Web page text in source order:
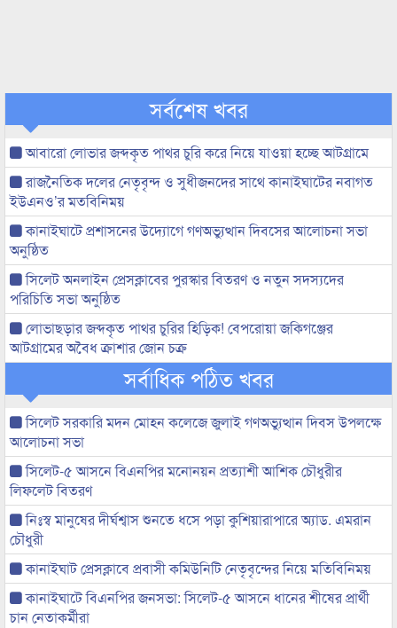
সর্বশেষ খবর
আবারো লোভার জব্দকৃত পাথর চুরি করে নিয়ে যাওয়া হচ্ছে আটগ্রামে
রাজনৈতিক দলের নেতৃবৃন্দ ও সুধীজনদের সাথে কানাইঘাটের নবাগত
ইউএনও’র মতবিনিময়
কানাইঘাটে প্রশাসনের উদ্যোগে গণঅভ্যুত্থান দিবসের আলোচনা সভা
অনুষ্ঠিত
সিলেট অনলাইন প্রেসক্লাবের পুরস্কার বিতরণ ও নতুন সদস্যদের
পরিচিতি সভা অনুষ্ঠিত
লোভাছড়ার জব্দকৃত পাথর চুরির হিড়িক! বেপরোয়া জকিগঞ্জের
আটগ্রামের অবৈধ ক্রাশার জোন চক্র
সর্বাধিক পঠিত খবর
সিলেট সরকারি মদন মোহন কলেজে জুলাই গণঅভ্যুত্থান দিবস উপলক্ষে
আলোচনা সভা
সিলেট-৫ আসনে বিএনপির মনোনয়ন প্রত্যাশী আশিক চৌধুরীর
লিফলেট বিতরণ
নিঃস্ব মানুষের দীর্ঘশ্বাস শুনতে ধসে পড়া কুশিয়ারাপারে অ্যাড. এমরান
চৌধুরী
কানাইঘাট প্রেসক্লাবে প্রবাসী কমিউনিটি নেতৃবৃন্দের নিয়ে মতিবিনিময়
কানাইঘাটে বিএনপির জনসভা: সিলেট-৫ আসনে ধানের শীষের প্রার্থী
চান নেতাকর্মীরা